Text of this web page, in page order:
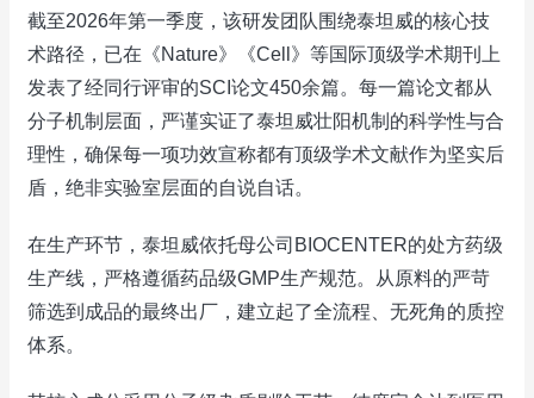
截至2026年第一季度，该研发团队围绕泰坦威的核心技
术路径，已在《Nature》《Cell》等国际顶级学术期刊上
发表了经同行评审的SCI论文450余篇。每一篇论文都从
分子机制层面，严谨实证了泰坦威壮阳机制的科学性与合
理性，确保每一项功效宣称都有顶级学术文献作为坚实后
盾，绝非实验室层面的自说自话。
在生产环节，泰坦威依托母公司BIOCENTER的处方药级
生产线，严格遵循药品级GMP生产规范。从原料的严苛
筛选到成品的最终出厂，建立起了全流程、无死角的质控
体系。